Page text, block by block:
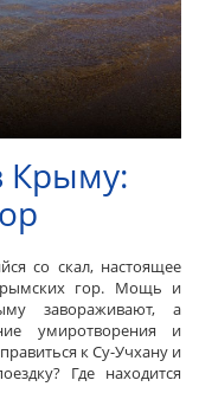
Крыму:
со скал, настоящее
гор. Мощь и
завораживают, а
умиротворения и
к Су-Учхану и
Где находится